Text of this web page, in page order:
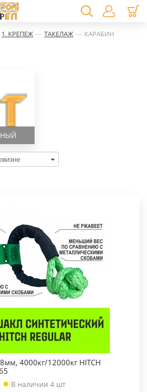
1. КРЕПЕЖ — ТАКЕЛАЖ — КАРАБИН
4000кг/12000кг HITCH
В наличии 4 шт